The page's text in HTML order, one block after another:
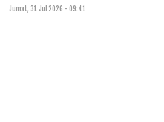
Jumat, 31 Jul 2026 - 09:41